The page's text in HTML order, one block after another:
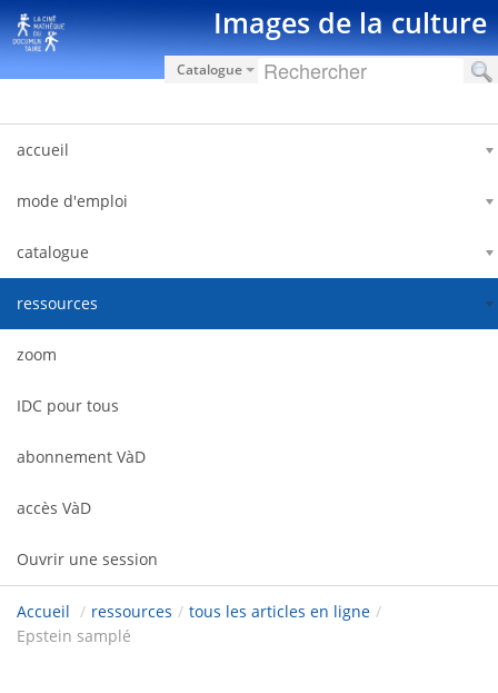
Saut au contenu Images de la culture
Catalogue
accueil
mode d'emploi
catalogue
ressources
zoom
IDC pour tous
abonnement VàD
accès VàD
Ouvrir une session
Accueil / ressources / tous les articles en ligne /
Epstein samplé